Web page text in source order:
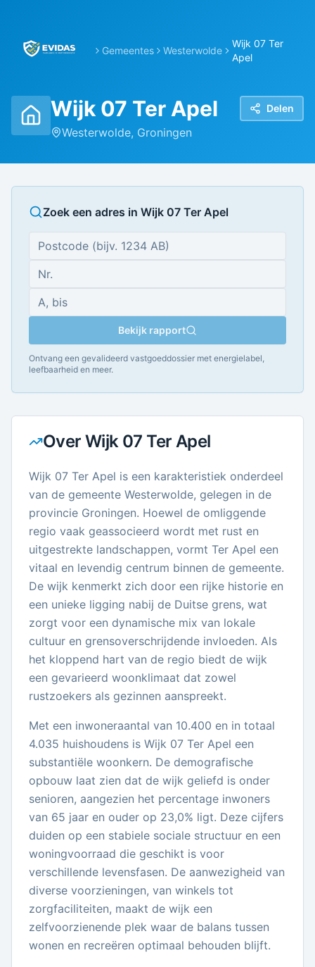
Gemeentes Westerwolde
Wijk 07 Ter
Apel
Wijk 07 Ter Apel
Westerwolde, Groningen
Delen
Zoek een adres in Wijk 07 Ter Apel
Bekijk rapport
Ontvang een gevalideerd vastgoeddossier met energielabel,
leefbaarheid en meer.
Over Wijk 07 Ter Apel
Wijk 07 Ter Apel is een karakteristiek onderdeel
van de gemeente Westerwolde, gelegen in de
provincie Groningen. Hoewel de omliggende
regio vaak geassocieerd wordt met rust en
uitgestrekte landschappen, vormt Ter Apel een
vitaal en levendig centrum binnen de gemeente.
De wijk kenmerkt zich door een rijke historie en
een unieke ligging nabij de Duitse grens, wat
zorgt voor een dynamische mix van lokale
cultuur en grensoverschrijdende invloeden. Als
het kloppend hart van de regio biedt de wijk
een gevarieerd woonklimaat dat zowel
rustzoekers als gezinnen aanspreekt.
Met een inwoneraantal van 10.400 en in totaal
4.035 huishoudens is Wijk 07 Ter Apel een
substantiële woonkern. De demografische
opbouw laat zien dat de wijk geliefd is onder
senioren, aangezien het percentage inwoners
van 65 jaar en ouder op 23,0% ligt. Deze cijfers
duiden op een stabiele sociale structuur en een
woningvoorraad die geschikt is voor
verschillende levensfasen. De aanwezigheid van
diverse voorzieningen, van winkels tot
zorgfaciliteiten, maakt de wijk een
zelfvoorzienende plek waar de balans tussen
wonen en recreëren optimaal behouden blijft.